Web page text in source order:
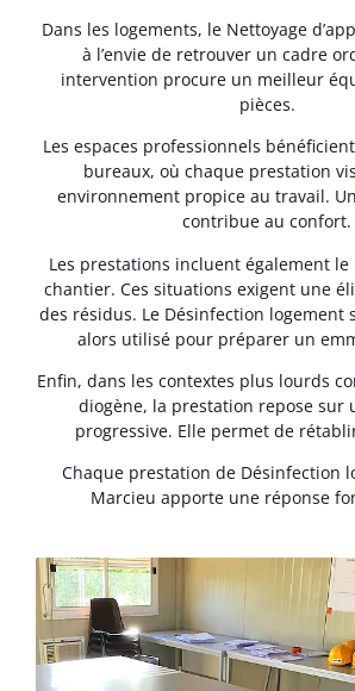
Dans les logements, le Nettoyage
à l’envie de retrouver un cadre
intervention procure un meilleur
pièces.
Les espaces professionnels
bureaux, où chaque prestation
environnement propice au travail.
contribue au confort.
Les prestations incluent également le
chantier. Ces situations exigent une
des résidus. Le Désinfection logement
alors utilisé pour préparer un
Enfin, dans les contextes plus lourds
diogène, la prestation repose sur
progressive. Elle permet de
Chaque prestation de Désinfection
Marcieu apporte une réponse